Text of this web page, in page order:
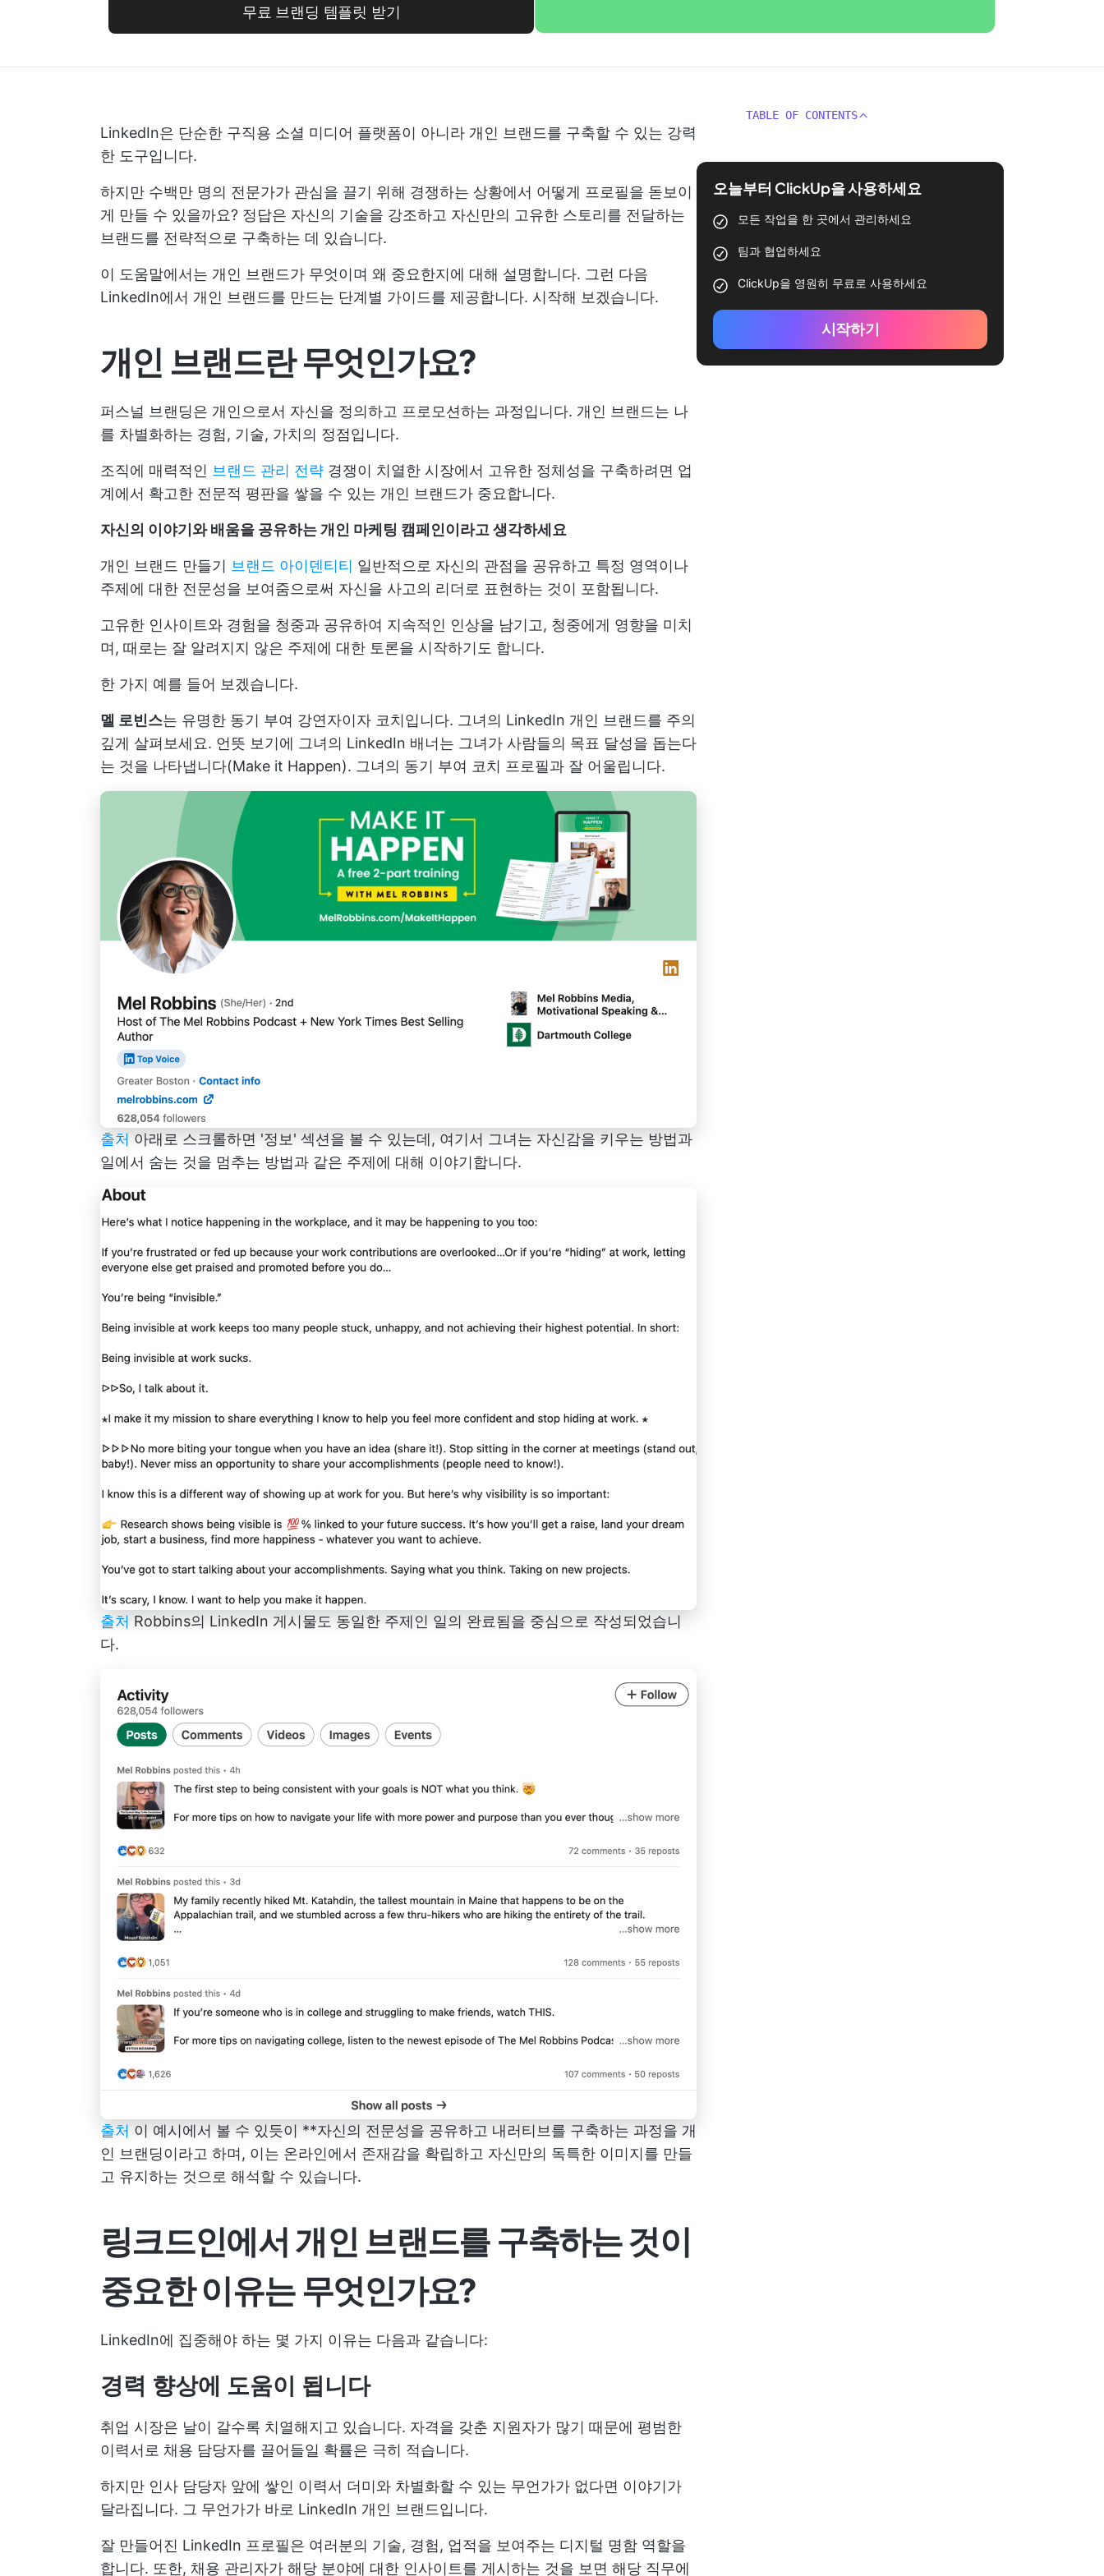
무료 브랜딩 템플릿 받기
LinkedIn은 단순한 구직용 소셜 미디어 플랫폼이 아니라 개인 브랜드를 구축할 수 있는 강력
한 도구입니다.
하지만 수백만 명의 전문가가 관심을 끌기 위해 경쟁하는 상황에서 어떻게 프로필을 돋보이
게 만들 수 있을까요? 정답은 자신의 기술을 강조하고 자신만의 고유한 스토리를 전달하는
브랜드를 전략적으로 구축하는 데 있습니다.
이 도움말에서는 개인 브랜드가 무엇이며 왜 중요한지에 대해 설명합니다. 그런 다음
LinkedIn에서 개인 브랜드를 만드는 단계별 가이드를 제공합니다. 시작해 보겠습니다.
개인 브랜드란 무엇인가요?
퍼스널 브랜딩은 개인으로서 자신을 정의하고 프로모션하는 과정입니다. 개인 브랜드는 나
를 차별화하는 경험, 기술, 가치의 정점입니다.
조직에 매력적인 브랜드 관리 전략 경쟁이 치열한 시장에서 고유한 정체성을 구축하려면 업
계에서 확고한 전문적 평판을 쌓을 수 있는 개인 브랜드가 중요합니다.
자신의 이야기와 배움을 공유하는 개인 마케팅 캠페인이라고 생각하세요
개인 브랜드 만들기 브랜드 아이덴티티 일반적으로 자신의 관점을 공유하고 특정 영역이나
주제에 대한 전문성을 보여줌으로써 자신을 사고의 리더로 표현하는 것이 포함됩니다.
고유한 인사이트와 경험을 청중과 공유하여 지속적인 인상을 남기고, 청중에게 영향을 미치
며, 때로는 잘 알려지지 않은 주제에 대한 토론을 시작하기도 합니다.
한 가지 예를 들어 보겠습니다.
멜 로빈스는 유명한 동기 부여 강연자이자 코치입니다. 그녀의 LinkedIn 개인 브랜드를 주의
깊게 살펴보세요. 언뜻 보기에 그녀의 LinkedIn 배너는 그녀가 사람들의 목표 달성을 돕는다
는 것을 나타냅니다(Make it Happen). 그녀의 동기 부여 코치 프로필과 잘 어울립니다.
출처 아래로 스크롤하면 '정보' 섹션을 볼 수 있는데, 여기서 그녀는 자신감을 키우는 방법과
일에서 숨는 것을 멈추는 방법과 같은 주제에 대해 이야기합니다.
출처 Robbins의 LinkedIn 게시물도 동일한 주제인 일의 완료됨을 중심으로 작성되었습니
다.
출처 이 예시에서 볼 수 있듯이 **자신의 전문성을 공유하고 내러티브를 구축하는 과정을 개
인 브랜딩이라고 하며, 이는 온라인에서 존재감을 확립하고 자신만의 독특한 이미지를 만들
고 유지하는 것으로 해석할 수 있습니다.
링크드인에서 개인 브랜드를 구축하는 것이
중요한 이유는 무엇인가요?
LinkedIn에 집중해야 하는 몇 가지 이유는 다음과 같습니다:
경력 향상에 도움이 됩니다
취업 시장은 날이 갈수록 치열해지고 있습니다. 자격을 갖춘 지원자가 많기 때문에 평범한
이력서로 채용 담당자를 끌어들일 확률은 극히 적습니다.
하지만 인사 담당자 앞에 쌓인 이력서 더미와 차별화할 수 있는 무언가가 없다면 이야기가
달라집니다. 그 무언가가 바로 LinkedIn 개인 브랜드입니다.
잘 만들어진 LinkedIn 프로필은 여러분의 기술, 경험, 업적을 보여주는 디지털 명함 역할을
합니다. 또한, 채용 관리자가 해당 분야에 대한 인사이트를 게시하는 것을 보면 해당 직무에
TABLE OF CONTENTS
오늘부터 ClickUp을 사용하세요
모든 작업을 한 곳에서 관리하세요
팀과 협업하세요
ClickUp을 영원히 무료로 사용하세요
시작하기